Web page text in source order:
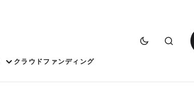
クラウドファンディング